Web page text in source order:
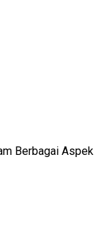
Berbagai Aspek